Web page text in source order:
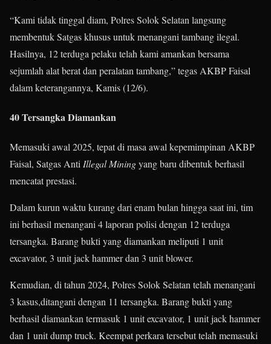
“Kami tidak tinggal diam, Polres Solok Selatan langsung
membentuk Satgas khusus untuk menangani tambang ilegal.
Hasilnya, 12 terduga pelaku telah kami amankan bersama
sejumlah alat berat dan peralatan tambang,” tegas AKBP Faisal
dalam keterangannya, Kamis (12/6).
40 Tersangka Diamankan
Memasuki awal 2025, tepat di masa awal kepemimpinan AKBP
Faisal, Satgas AntiIllegal Miningyang baru dibentuk berhasil
mencatat prestasi.
Dalam kurun waktu kurang dari enam bulan hingga saat ini, tim
ini berhasil menangani 4 laporan polisi dengan 12 terduga
tersangka. Barang bukti yang diamankan meliputi 1 unit
excavator, 3 unit jack hammer dan 3 unit blower.
Kemudian, di tahun 2024, Polres Solok Selatan telah menangani
3 kasus,ditangani dengan 11 tersangka. Barang bukti yang
berhasil diamankan termasuk 1 unit excavator, 1 unit jack hammer
dan 1 unit dump truck. Keempat perkara tersebut telah memasuki